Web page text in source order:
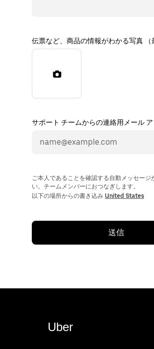
伝票など、商品の情報がわかる写真 （
サポート チームからの連絡用メール ア
ご本人であることを確認する自動メッセー
い。チームメンバーにおつなぎします。
以下の場所からの書き込み United States
送信
Uber